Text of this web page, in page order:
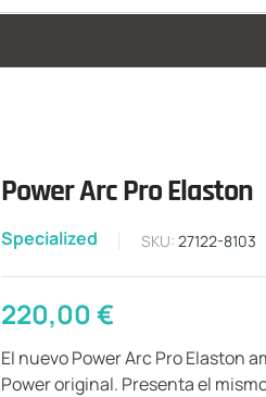
Power Arc Pro Elaston
Specialized SKU: 27122-8103
220,00€
El nuevo Power Arc Pro Elaston
Power original. Presenta el